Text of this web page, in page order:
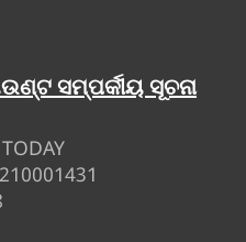
ସମ୍ପର୍କୀୟ ସୂଚନା